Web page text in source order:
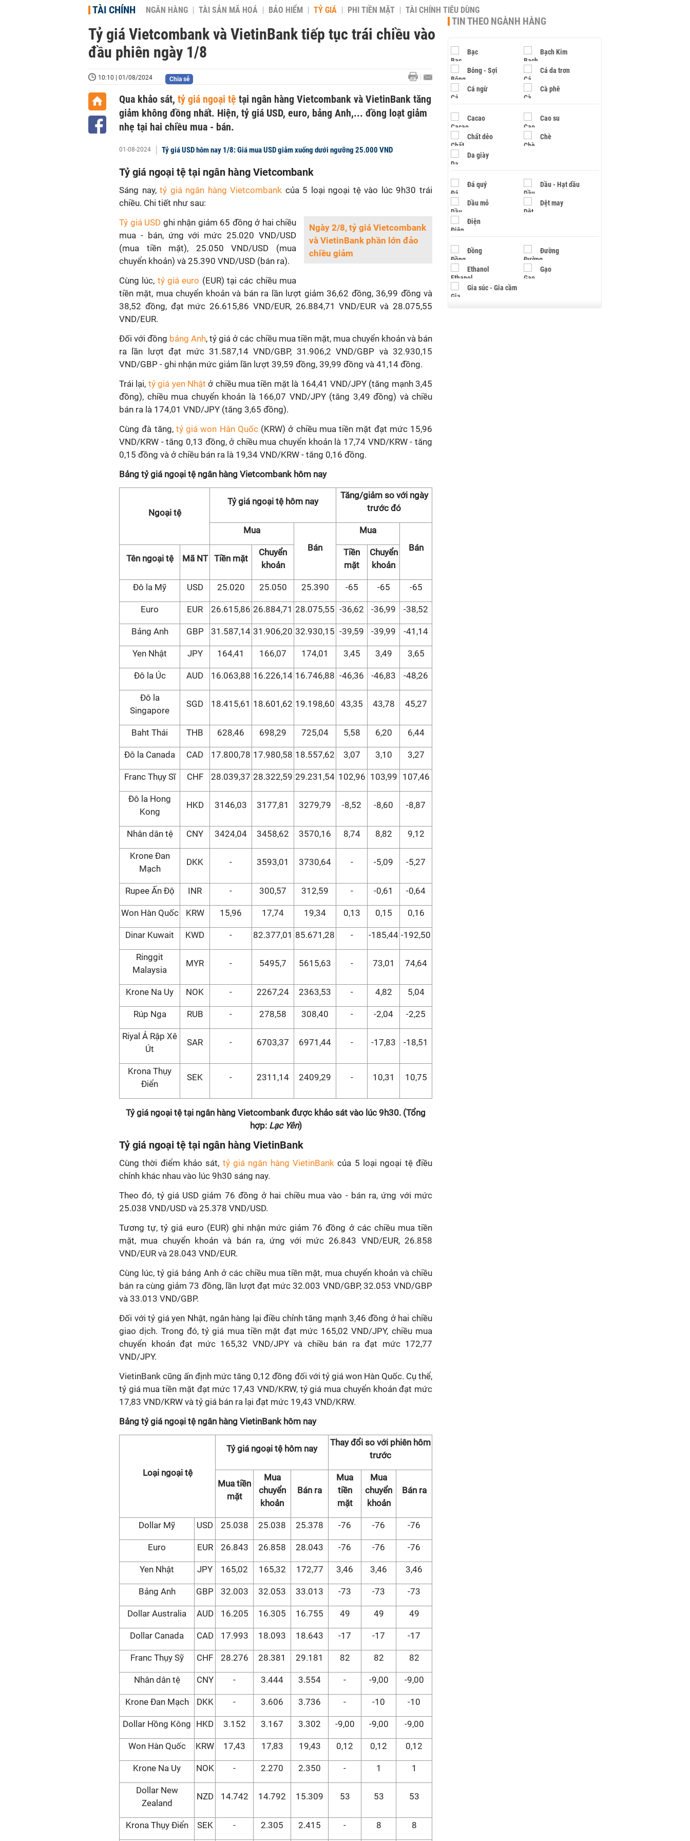
TÀI CHÍNH NGÂN HÀNG TÀI SẢN MÃ HOÁ BẢO HIỂM TỶ GIÁ PHI TIỀN MẶT TÀI CHÍNH TIÊU DÙNG
Tỷ giá Vietcombank và VietinBank tiếp tục trái chiều vào
đầu phiên ngày 1/8
10:10 | 01/08/2024 Chia sẻ
Qua khảo sát, tỷ giá ngoại tệ tại ngân hàng Vietcombank và VietinBank tăng
giảm không đồng nhất. Hiện, tỷ giá USD, euro, bảng Anh,... đồng loạt giảm
nhẹ tại hai chiều mua - bán.
01-08-2024 Tỷ giá USD hôm nay 1/8: Giá mua USD giảm xuống dưới ngưỡng 25.000 VND
Tỷ giá ngoại tệ tại ngân hàng Vietcombank
Sáng nay,tỷ giá ngân hàng Vietcombank của 5 loại ngoại tệ vào lúc 9h30 trái
chiều. Chi tiết như sau:
Ngày 2/8, tỷ giá Vietcombank
và VietinBank phần lớn đảo
chiều giảm
Tỷ giá USD ghi nhận giảm 65 đồng ở hai chiều
mua - bán, ứng với mức 25.020 VND/USD
(mua tiền mặt), 25.050 VND/USD (mua
chuyển khoản) và 25.390 VND/USD (bán ra).
Cùng lúc, tỷ giá euro (EUR) tại các chiều mua
tiền mặt, mua chuyển khoản và bán ra lần lượt giảm 36,62 đồng, 36,99 đồng và
38,52 đồng, đạt mức 26.615,86 VND/EUR, 26.884,71 VND/EUR và 28.075,55
VND/EUR.
Đối với đồng bảng Anh, tỷ giá ở các chiều mua tiền mặt, mua chuyển khoản và bán
ra lần lượt đạt mức 31.587,14 VND/GBP, 31.906,2 VND/GBP và 32.930,15
VND/GBP - ghi nhận mức giảm lần lượt 39,59 đồng, 39,99 đồng và 41,14 đồng.
Trái lại, tỷ giá yen Nhật ở chiều mua tiền mặt là 164,41 VND/JPY (tăng mạnh 3,45
đồng), chiều mua chuyển khoản là 166,07 VND/JPY (tăng 3,49 đồng) và chiều
bán ra là 174,01 VND/JPY (tăng 3,65 đồng).
Cùng đà tăng, tỷ giá won Hàn Quốc(KRW) ở chiều mua tiền mặt đạt mức 15,96
VND/KRW - tăng 0,13 đồng, ở chiều mua chuyển khoản là 17,74 VND/KRW - tăng
0,15 đồng và ở chiều bán ra là 19,34 VND/KRW - tăng 0,16 đồng.
Bảng tỷ giá ngoại tệ ngân hàng Vietcombank hôm nay
Ngoại tệ
Tỷ giá ngoại tệ hôm nay
Tăng/giảm so với ngày
trước đó
Mua
Bán
Mua
Bán
Tên ngoại tệ
Mã NT Tiền mặt
Chuyển
khoản
Tiền
mặt
Chuyển
khoản
Đô la Mỹ USD 25.020 25.050 25.390 -65 -65 -65
Euro EUR 26.615,86 26.884,71 28.075,55 -36,62 -36,99 -38,52
Bảng Anh GBP 31.587,14 31.906,20 32.930,15 -39,59 -39,99 -41,14
Yen Nhật JPY 164,41 166,07 174,01 3,45 3,49 3,65
Đô la Úc AUD 16.063,88 16.226,14 16.746,88 -46,36 -46,83 -48,26
Đô la
Singapore
SGD 18.415,61 18.601,62 19.198,60 43,35 43,78 45,27
Baht Thái THB 628,46 698,29 725,04 5,58 6,20 6,44
Đô la Canada CAD 17.800,78 17.980,58 18.557,62 3,07 3,10 3,27
Franc Thụy Sĩ CHF 28.039,37 28.322,59 29.231,54 102,96 103,99 107,46
Đô la Hong
Kong
HKD 3146,03 3177,81 3279,79 -8,52 -8,60 -8,87
Nhân dân tệ CNY 3424,04 3458,62 3570,16 8,74 8,82 9,12
Krone Đan
Mạch
DKK - 3593,01 3730,64 - -5,09 -5,27
Rupee Ấn Độ INR - 300,57 312,59 - -0,61 -0,64
Won Hàn Quốc KRW 15,96 17,74 19,34 0,13 0,15 0,16
Dinar Kuwait KWD - 82.377,01 85.671,28 - -185,44 -192,50
Ringgit
Malaysia
MYR - 5495,7 5615,63 - 73,01 74,64
Krone Na Uy NOK - 2267,24 2363,53 - 4,82 5,04
Rúp Nga RUB - 278,58 308,40 - -2,04 -2,25
Riyal Ả Rập Xê
Út
SAR - 6703,37 6971,44 - -17,83 -18,51
Krona Thụy
Điển
SEK - 2311,14 2409,29 - 10,31 10,75
Tỷ giá ngoại tệ tại ngân hàng Vietcombank được khảo sát vào lúc 9h30. (Tổng
hợp:Lạc Yên)
Tỷ giá ngoại tệ tại ngân hàng VietinBank
Cùng thời điểm khảo sát, tỷ giá ngân hàng VietinBank của 5 loại ngoại tệ điều
chỉnh khác nhau vào lúc 9h30 sáng nay.
Theo đó, tỷ giá USD giảm 76 đồng ở hai chiều mua vào - bán ra, ứng với mức
25.038 VND/USD và 25.378 VND/USD.
Tương tự, tỷ giá euro (EUR) ghi nhận mức giảm 76 đồng ở các chiều mua tiền
mặt, mua chuyển khoản và bán ra, ứng với mức 26.843 VND/EUR, 26.858
VND/EUR và 28.043 VND/EUR.
Cùng lúc, tỷ giá bảng Anh ở các chiều mua tiền mặt, mua chuyển khoản và chiều
bán ra cùng giảm 73 đồng, lần lượt đạt mức 32.003 VND/GBP, 32.053 VND/GBP
và 33.013 VND/GBP.
Đối với tỷ giá yen Nhật, ngân hàng lại điều chỉnh tăng mạnh 3,46 đồng ở hai chiều
giao dịch. Trong đó, tỷ giá mua tiền mặt đạt mức 165,02 VND/JPY, chiều mua
chuyển khoản đạt mức 165,32 VND/JPY và chiều bán ra đạt mức 172,77
VND/JPY.
VietinBank cũng ấn định mức tăng 0,12 đồng đối với tỷ giá won Hàn Quốc. Cụ thể,
tỷ giá mua tiền mặt đạt mức 17,43 VND/KRW, tỷ giá mua chuyển khoản đạt mức
17,83 VND/KRW và tỷ giá bán ra lại đạt mức 19,43 VND/KRW.
Bảng tỷ giá ngoại tệ ngân hàng VietinBank hôm nay
Loại ngoại tệ
Tỷ giá ngoại tệ hôm nay
Thay đổi so với phiên hôm
trước
Mua tiền
mặt
Mua
chuyển
khoản
Bán ra
Mua
tiền
mặt
Mua
chuyển
khoản
Bán ra
Dollar Mỹ USD 25.038 25.038 25.378 -76 -76 -76
Euro EUR 26.843 26.858 28.043 -76 -76 -76
Yen Nhật JPY 165,02 165,32 172,77 3,46 3,46 3,46
Bảng Anh GBP 32.003 32.053 33.013 -73 -73 -73
Dollar Australia AUD 16.205 16.305 16.755 49 49 49
Dollar Canada CAD 17.993 18.093 18.643 -17 -17 -17
Franc Thụy Sỹ CHF 28.276 28.381 29.181 82 82 82
Nhân dân tệ CNY - 3.444 3.554 - -9,00 -9,00
Krone Đan Mạch DKK - 3.606 3.736 - -10 -10
Dollar Hồng Kông HKD 3.152 3.167 3.302 -9,00 -9,00 -9,00
Won Hàn Quốc KRW 17,43 17,83 19,43 0,12 0,12 0,12
Krone Na Uy NOK - 2.270 2.350 - 1 1
Dollar New
Zealand
NZD 14.742 14.792 15.309 53 53 53
Krona Thụy Điển SEK - 2.305 2.415 - 8 8
TIN THEO NGÀNH HÀNG
Bạc Bạch Kim
Bông - Sợi Cá da trơn
Cá ngừ Cà phê
Cacao Cao su
Chất dẻo Chè
Da giày
Đá quý Dầu - Hạt dầu
Dầu mỏ Dệt may
Điện
Đồng Đường
Ethanol Gạo
Gia súc - Gia cầm